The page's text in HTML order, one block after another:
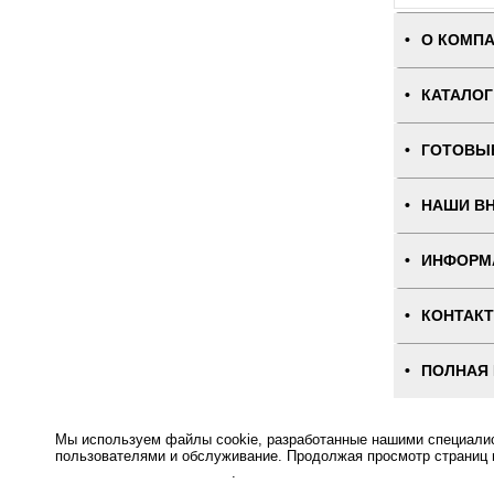
Мы используем файлы cookie, разработанные нашими
пользователями и обслуживание. Продолжая просмотр
.
О
КАТАЛОГ
НАШИ
ПОЛНАЯ
Основное:
Какие товары